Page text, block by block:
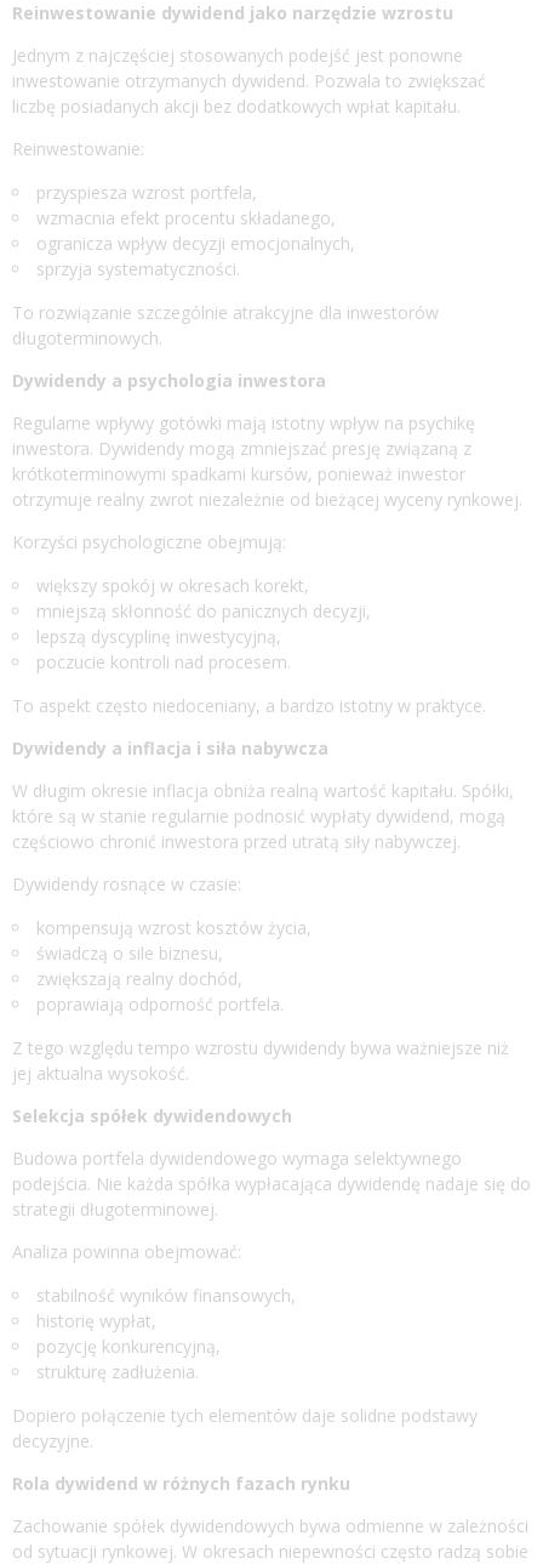
Reinwestowanie dywidend jako narzędzie wzrostu
Jednym z najczęściej stosowanych podejść jest ponowne
inwestowanie otrzymanych dywidend. Pozwala to zwiększać
liczbę posiadanych akcji bez dodatkowych wpłat kapitału.
Reinwestowanie:
przyspiesza wzrost portfela,
wzmacnia efekt procentu składanego,
ogranicza wpływ decyzji emocjonalnych,
sprzyja systematyczności.
To rozwiązanie szczególnie atrakcyjne dla inwestorów
długoterminowych.
Dywidendy a psychologia inwestora
Regularne wpływy gotówki mają istotny wpływ na psychikę
inwestora. Dywidendy mogą zmniejszać presję związaną z
krótkoterminowymi spadkami kursów, ponieważ inwestor
otrzymuje realny zwrot niezależnie od bieżącej wyceny rynkowej.
Korzyści psychologiczne obejmują:
większy spokój w okresach korekt,
mniejszą skłonność do panicznych decyzji,
lepszą dyscyplinę inwestycyjną,
poczucie kontroli nad procesem.
To aspekt często niedoceniany, a bardzo istotny w praktyce.
Dywidendy a inflacja i siła nabywcza
W długim okresie inflacja obniża realną wartość kapitału. Spółki,
które są w stanie regularnie podnosić wypłaty dywidend, mogą
częściowo chronić inwestora przed utratą siły nabywczej.
Dywidendy rosnące w czasie:
kompensują wzrost kosztów życia,
świadczą o sile biznesu,
zwiększają realny dochód,
poprawiają odporność portfela.
Z tego względu tempo wzrostu dywidendy bywa ważniejsze niż
jej aktualna wysokość.
Selekcja spółek dywidendowych
Budowa portfela dywidendowego wymaga selektywnego
podejścia. Nie każda spółka wypłacająca dywidendę nadaje się do
strategii długoterminowej.
Analiza powinna obejmować:
stabilność wyników finansowych,
historię wypłat,
pozycję konkurencyjną,
strukturę zadłużenia.
Dopiero połączenie tych elementów daje solidne podstawy
decyzyjne.
Rola dywidend w różnych fazach rynku
Zachowanie spółek dywidendowych bywa odmienne w zależności
od sytuacji rynkowej. W okresach niepewności często radzą sobie